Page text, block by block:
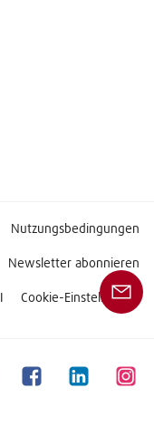
Nutzungsbedingungen
Newsletter abonnieren
Cookie-Einstellungen